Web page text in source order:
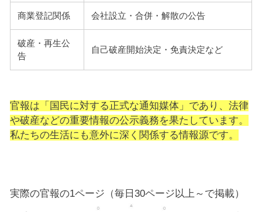
商業登記関係 会社設立・合併・解散の公告
破産・再生公
告
自己破産開始決定・免責決定など
官報は「国民に対する正式な通知媒体」であり、法律
や破産などの重要情報の公示義務を果たしています。
私たちの生活にも意外に深く関係する情報源です。
実際の官報の1ページ（毎日30ページ以上～で掲載）